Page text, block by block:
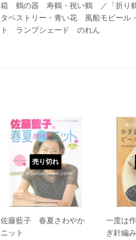
箱 鶴の器 寿鶴・祝い鶴 ／「折り
タペストリー・青い花 風船モビール
ト ランプシェード のれん
売り切れ
佐藤藍子 春夏さわやか
ニット
一度は
ぎ針編